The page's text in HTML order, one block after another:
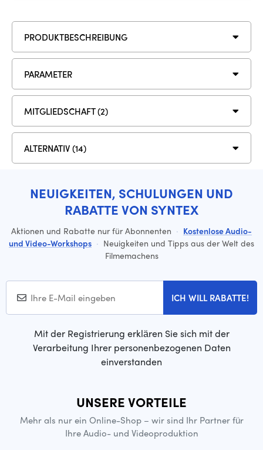
PRODUKTBESCHREIBUNG
PARAMETER
MITGLIEDSCHAFT (2)
ALTERNATIV (14)
NEUIGKEITEN, SCHULUNGEN UND
RABATTE VON SYNTEX
Aktionen und Rabatte nur für Abonnenten · Kostenlose Audio-
und Video-Workshops · Neuigkeiten und Tipps aus der Welt des
Filmemachens
ICH WILL RABATTE!
Mit der Registrierung erklären Sie sich mit der
Verarbeitung Ihrer personenbezogenen Daten
einverstanden
UNSERE VORTEILE
Mehr als nur ein Online-Shop – wir sind Ihr Partner für
Ihre Audio- und Videoproduktion